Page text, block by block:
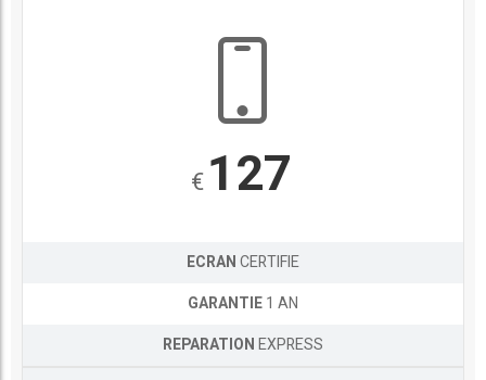
€127
ECRANCERTIFIE
GARANTIE1 AN
REPARATIONEXPRESS